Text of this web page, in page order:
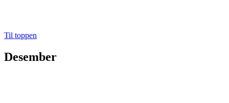
Til toppen
Desember